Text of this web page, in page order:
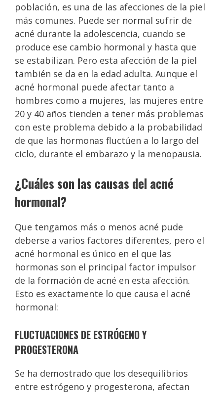
población, es una de las afecciones de la piel
más comunes. Puede ser normal sufrir de
acné durante la adolescencia, cuando se
produce ese cambio hormonal y hasta que
se estabilizan. Pero esta afección de la piel
también se da en la edad adulta. Aunque el
acné hormonal puede afectar tanto a
hombres como a mujeres, las mujeres entre
20 y 40 años tienden a tener más problemas
con este problema debido a la probabilidad
de que las hormonas fluctúen a lo largo del
ciclo, durante el embarazo y la menopausia.
¿Cuáles son las causas del acné
hormonal?
Que tengamos más o menos acné pude
deberse a varios factores diferentes, pero el
acné hormonal es único en el que las
hormonas son el principal factor impulsor
de la formación de acné en esta afección.
Esto es exactamente lo que causa el acné
hormonal:
FLUCTUACIONES DE ESTRÓGENO Y
PROGESTERONA
Se ha demostrado que los desequilibrios
entre estrógeno y progesterona, afectan